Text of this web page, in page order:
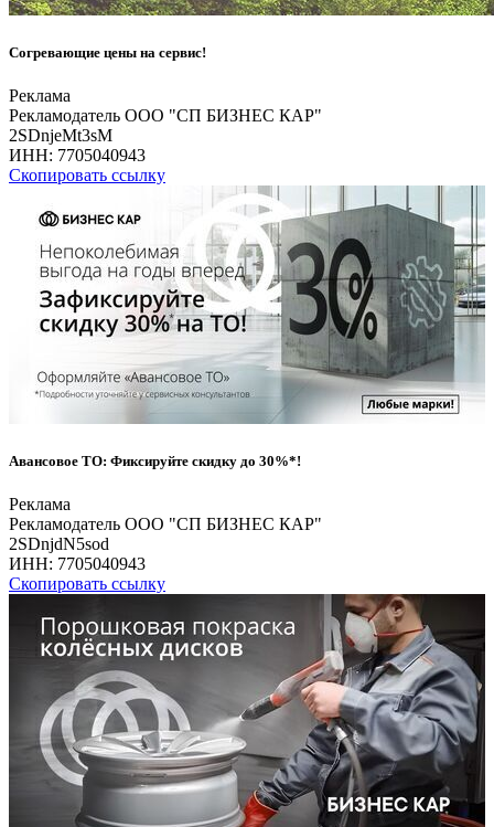
Согревающие цены на сервис!
Реклама
Рекламодатель ООО "СП БИЗНЕС КАР"
2SDnjeMt3sM
ИНН: 7705040943
Скопировать ссылку
Авансовое ТО: Фиксируйте скидку до 30%*!
Реклама
Рекламодатель ООО "СП БИЗНЕС КАР"
2SDnjdN5sod
ИНН: 7705040943
Скопировать ссылку